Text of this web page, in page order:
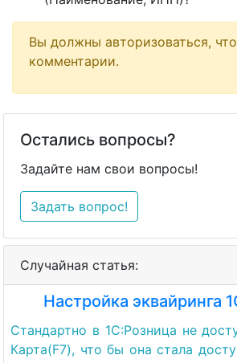
Вы должны авторизоваться,
комментарии.
Остались вопросы?
Задайте нам свои вопросы!
Задать вопрос!
Случайная статья:
Настройка эквайринга
Стандартно в 1С:Розница не
Карта(F7), что бы она стала